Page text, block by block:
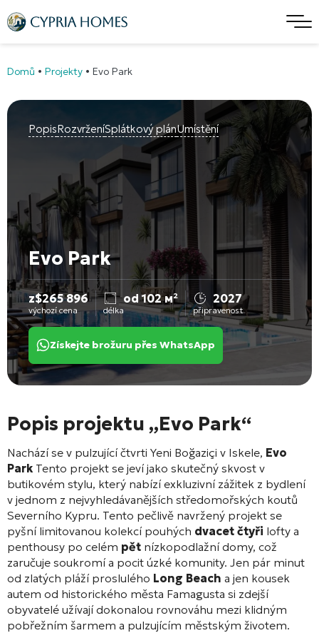
Domů • Projekty • Evo Park
PopisRozvrženíSplátkový plánUmístění
Evo Park
z$265 896
výchozí cena
od 102 м²
délka
2027
připravenost
Získejte brožuru přes WhatsApp
Popis projektu „Evo Park“
Nachází se v pulzující čtvrti Yeni Boğaziçi v Iskele, Evo
Park Tento projekt se jeví jako skutečný skvost v
butikovém stylu, který nabízí exkluzivní zážitek z bydlení
v jednom z nejvyhledávanějších středomořských koutů
Severního Kypru. Tento pečlivě navržený projekt se
pyšní limitovanou kolekcí pouhých dvacet čtyři lofty a
penthousy po celém pět nízkopodlažní domy, což
zaručuje soukromí a pocit úzké komunity. Jen pár minut
od zlatých pláží proslulého Long Beach a jen kousek
autem od historického města Famagusta si zdejší
obyvatelé užívají dokonalou rovnováhu mezi klidným
pobřežním šarmem a pulzujícím městským životem.